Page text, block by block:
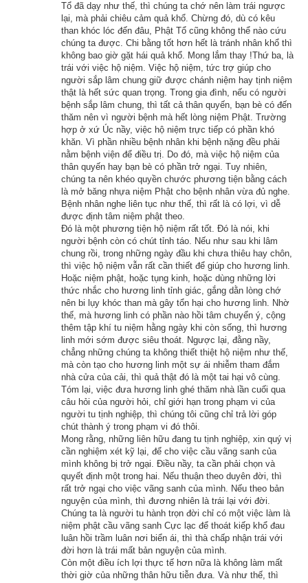
ngày theo Ngọc hạp thông thư, xem ngày theo nhị thập bát tú
mà còn có nhiều tính năng nâng cao khác như xem ngày
xung khắc với tuổi, xem ngày theo Kinh Kim Phù , Xem ngày
theo Lục Diệu,
xem ngày theo Đổng Công tuyển nhật (12
Bành Tổ kỵ nhật, xem ngày xuất hành theo Khổng Minh,
chọn hướng tốt xuất hành, xem giờ tốt theo Lý Thuần Phong
Quỷ Cốc Tử, xem ngày tốt xấu theo dân gian…nên vinh dự
được độc giả bình chọn là phần mềm lịch vạn niên số 1 hiện
nay. Phiên bản lịch vạn niên 2023
hoàn toàn mới của chúng tôi
không những giao diện đẹp, dễ sử dụng mà còn luận giải
chính xác và chi tiết từng mục giúp độc giả dễ dàng lựa chọn
được ngày tốt, giờ đẹp để khởi sự công việc. Hãy thử một lần
để cảm nhận sự khác biệt so với các phần mềm lịch vạn sự
Lịch vạn niên - Chọn giờ tốt ngày đẹp
Ngày cần xem
Ngày khởi sự (DL)
Giờ khởi sự
Xem ngày
Tác giả bài viết: Thầy Uri – Tổng biên tập chuyên mục giác ngộ
Nguồn tin: Trích từ cuốn Sách Truyện cổ phật giáo
Tổ đã dạy như thế, thì chúng ta chớ nên làm trái ngược
lại, mà phải chiêu cảm quả khổ. Chừng đó, dù có kêu
than khóc lóc đến đâu, Phật Tổ cũng không thể nào cứu
chúng ta được. Chi bằng tốt hơn hết là tránh nhân khổ thì
không bao giờ gặt hái quả khổ. Mong lắm thay !Thứ ba, là
trái với việc hộ niệm. Việc hộ niệm, tức trợ giúp cho
người sắp lâm chung giữ được chánh niệm hay tịnh niệm
thật là hết sức quan trọng. Trong gia đình, nếu có người
bệnh sắp lâm chung, thì tất cả thân quyến, bạn bè có đến
thăm nên vì người bệnh mà hết lòng niệm Phật. Trường
hợp ở xứ Úc nầy, việc hộ niệm trực tiếp có phần khó
khăn. Vì phần nhiều bệnh nhân khi bệnh nặng đều phải
nằm bệnh viện để điều trị. Do đó, mà việc hộ niệm của
thân quyến hay bạn bè có phần trở ngại. Tuy nhiên,
chúng ta nên khéo quyền chước phương tiện bằng cách
là mở băng nhựa niệm Phật cho bệnh nhân vừa đủ nghe.
Bệnh nhân nghe liên tục như thế, thì rất là có lợi, vì dễ
được định tâm niệm phật theo.
Đó là một phương tiện hộ niệm rất tốt. Đó là nói, khi
người bệnh còn có chút tỉnh táo. Nếu như sau khi lâm
chung rồi, trong những ngày đầu khi chưa thiêu hay chôn,
thì việc hộ niệm vẫn rất cần thiết để giúp cho hương linh.
Hoặc niệm phật, hoặc tụng kinh, hoặc dùng những lời
thức nhắc cho hương linh tỉnh giác, gắng dằn lòng chớ
nên bi lụy khóc than mà gây tổn hại cho hương linh. Nhờ
thế, mà hương linh có phần nào hồi tâm chuyển ý, cộng
thêm tập khí tu niệm hằng ngày khi còn sống, thì hương
linh mới sớm được siêu thoát. Ngược lại, đằng nầy,
chẳng những chúng ta không thiết thiệt hộ niệm như thế,
mà còn tạo cho hương linh một sự ái nhiễm tham đắm
nhà cửa của cải, thì quả thật đó là một tai hại vô cùng.
Tóm lại, việc đưa hương linh ghé thăm nhà lần cuối qua
câu hỏi của người hỏi, chỉ giới hạn trong phạm vi của
người tu tịnh nghiệp, thì chúng tôi cũng chỉ trả lời góp
chút thành ý trong phạm vi đó thôi.
Mong rằng, những liên hữu đang tu tịnh nghiệp, xin quý vị
cần nghiệm xét kỹ lại, để cho việc cầu vãng sanh của
mình không bị trở ngại. Điều nầy, ta cần phải chọn và
quyết định một trong hai. Nếu thuận theo duyên đời, thì
rất trở ngại cho việc vãng sanh của mình. Nếu theo bản
nguyện của mình, thì đương nhiên là trái lại với đời.
Chúng ta là người tu hành trọn đời chỉ có một việc làm là
niệm phật cầu vãng sanh Cực lạc để thoát kiếp khổ đau
luân hồi trầm luân nơi biển ái, thì thà chấp nhận trái với
đời hơn là trái mất bản nguyện của mình.
Còn một điều ích lợi thực tế hơn nữa là không làm mất
thời giờ của những thân hữu tiễn đưa. Và như thế, thì